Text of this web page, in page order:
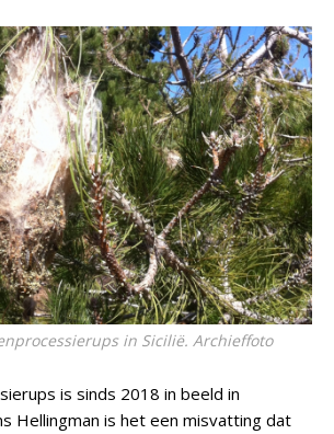
in Sicilië. Archieffoto
is sinds 2018 in beeld in
Hellingman is het een misvatting dat